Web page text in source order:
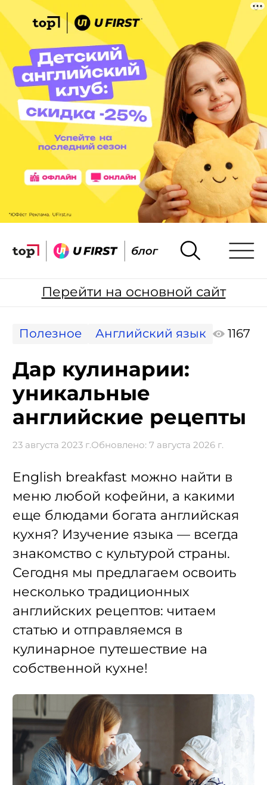
Перейти на основной сайт
Полезное Английский язык 1167
Дар кулинарии:
уникальные
английские рецепты
23 августа 2023 г.Обновлено: 7 августа 2026 г.
English breakfast можно найти в
меню любой кофейни, а какими
еще блюдами богата английская
кухня? Изучение языка — всегда
знакомство с культурой страны.
Сегодня мы предлагаем освоить
несколько традиционных
английских рецептов: читаем
статью и отправляемся в
кулинарное путешествие на
собственной кухне!